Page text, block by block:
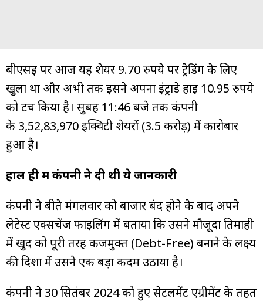
बीएसई पर आज यह शेयर 9.70 रुपये पर ट्रेडिंग के लिए
खुला था और अभी तक इसने अपना इंट्राडे हाई 10.95 रुपये
को टच किया है। सुबह 11:46 बजे तक कंपनी
के 3,52,83,970 इक्विटी शेयरों (3.5 करोड़) में कारोबार
हुआ है।
हाल ही में कंपनी ने दी थी ये जानकारी
कंपनी ने बीते मंगलवार को बाजार बंद होने के बाद अपने
लेटेस्ट एक्सचेंज फाइलिंग में बताया कि उसने मौजूदा तिमाही
में खुद को पूरी तरह कर्जमुक्त (Debt-Free) बनाने के लक्ष्य
की दिशा में उसने एक बड़ा कदम उठाया है।
कंपनी ने 30 सितंबर 2024 को हुए सेटलमेंट एग्रीमेंट के तहत